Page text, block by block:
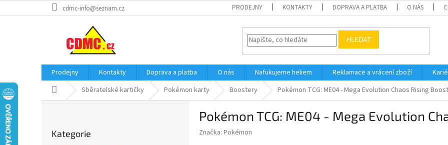
na
cdmc-info@seznam.cz PRODEJNY KONTAKTY DOPRAVA A PLATBA O NÁS
HLEDAT
Prodejny Kontakty Doprava a platba O nás Nafukujeme heliem Reklamace a vrácení zboží
Domů Sběratelské kartičky Pokémon karty Boostery Pokémon TCG: ME04 - Mega Evolution Chaos Rising
kategorie
Kategorie
Pokémon TCG: ME04 - Mega Evolution
Značka: Pokémon